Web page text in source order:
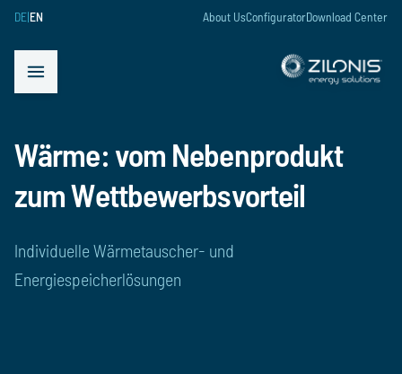
DE|EN About UsConfiguratorDownload Center
Open menu
Wärme: vom Nebenprodukt
zum Wettbewerbsvorteil
Individuelle Wärmetauscher- und
Energiespeicherlösungen